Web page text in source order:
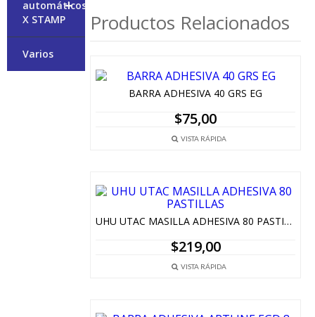
Productos Relacionados
BARRA ADHESIVA 40 GRS EG
$75,00
VISTA RÁPIDA
UHU UTAC MASILLA ADHESIVA 80 PASTILLAS
$219,00
VISTA RÁPIDA
+
automáticos
X STAMP
Varios